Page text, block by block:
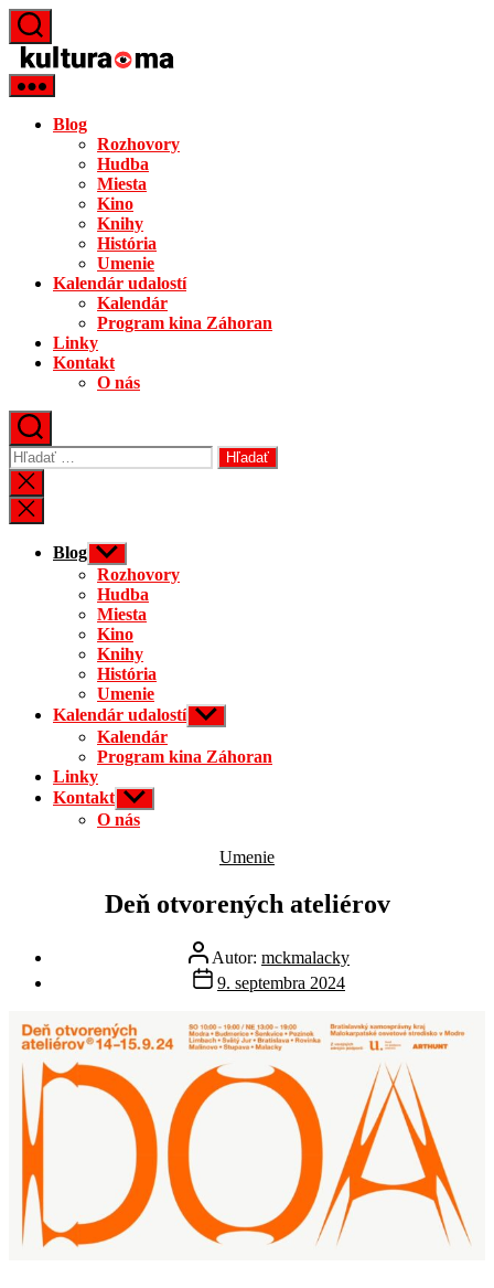
Preskočiť
na
obsah
Blog
Rozhovory
Hudba
Miesta
Kino
Knihy
História
Umenie
Kalendár udalostí
Kalendár
Program kina Záhoran
Linky
Kontakt
O nás
Vyhľadať:
Zatvoriť
vyhľadávanie
Blog Zobraziť
druhú
úroveň
navigácie
Rozhovory
Hudba
Miesta
Kino
Knihy
História
Umenie
Kalendár udalostí Zobraziť
druhú
úroveň
navigácie
Kalendár
Program kina Záhoran
Linky
Kontakt Zobraziť
druhú
úroveň
O nás
Kategórie
Umenie
Deň otvorených ateliérov
Autor
článku
Autor: mckmalacky
Dátum
článku
9. septembra 2024